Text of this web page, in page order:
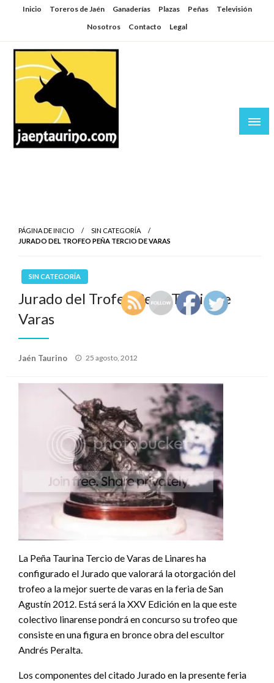
SaltarInicio Toreros de Jaén Ganaderías Plazas Peñas
Televisión
Nosotros
Contacto Legal
PÁGINA DE INICIO
SIN CATEGORÍA
JURADO DEL TROFEO PEÑA TERCIO DE VARAS
SIN CATEGORÍA
Jurado del Trofeo Peña Tercio de
Varas
Jaén Taurino
Publicado
25 agosto, 2012
La Peña Taurina Tercio de Varas de Linares ha
configurado el Jurado que valorará la otorgación del
trofeo a la mejor suerte de varas en la feria de San
Agustín 2012. Está será la XXV Edición en la que este
colectivo linarense pondrá en concurso su trofeo que
consiste en una figura en bronce obra del escultor
Andrés Peralta.
Los componentes del citado Jurado en la presente feria